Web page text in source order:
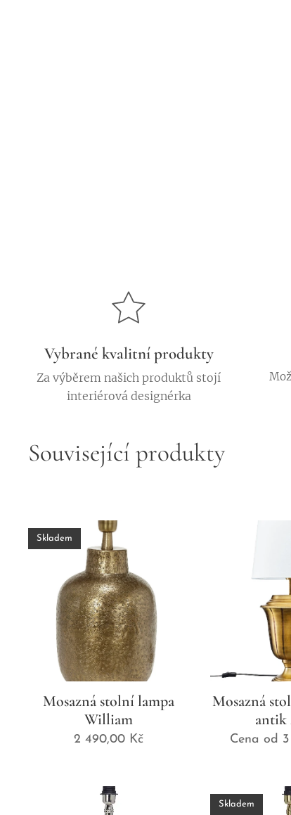
Vybrané kvalitní produkty
Za výběrem našich produktů stojí
interiérová designérka
Související produkty
Mosazná stolní lampa
William
Skladem
2 490,00Kč
Mosazná
antik
Cena od
Skladem